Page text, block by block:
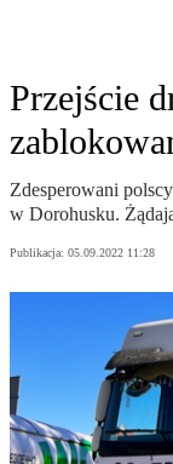
Przejście
Zdesperowani
w Dorohusku.
Publikacja: 05.09.2022 11:28